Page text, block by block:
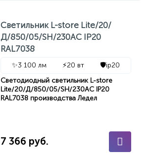
Светильник L-store Lite/20/
Д/850/05/SH/230AC IP20
RAL7038
✨3 100 лм ⚡20 вт 🛡️ip20
Светодиодный светильник L-store
Lite/20/Д/850/05/SH/230AC IP20
RAL7038 производства Ледел
7 366 руб.